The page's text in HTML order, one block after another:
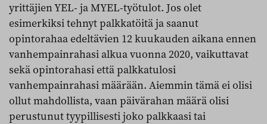
yrittäjien YEL- ja MYEL-työtulot. Jos olet
esimerkiksi tehnyt palkkatöitä ja saanut
opintorahaa edeltävien 12 kuukauden aikana ennen
vanhempainrahasi alkua vuonna 2020, vaikuttavat
sekä opintorahasi että palkkatulosi
vanhempainrahasi määrään. Aiemmin tämä ei olisi
ollut mahdollista, vaan päivärahan määrä olisi
perustunut tyypillisesti joko palkkaasi tai